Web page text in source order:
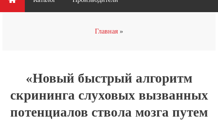
Главная
«Новый быстрый алгоритм
скрининга слуховых вызванных
потенциалов ствола мозга путем